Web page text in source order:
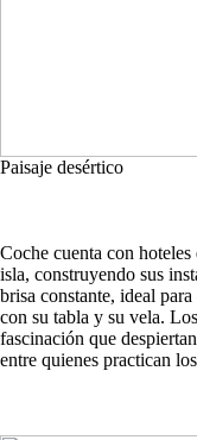
Paisaje desértico
Coche cuenta con
isla, construyendo sus
brisa constante, ideal
con su tabla y su vela.
fascinación que
entre quienes practican